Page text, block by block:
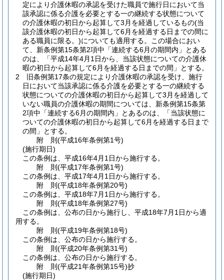
定により介護休暇の承認を受けた職員で施行日において当
該承認に係る介護を必要とする一の継続する状態について
の介護休暇の初日から起算して3月を経過しているもの(当
該介護休暇の初日から起算して6月を経過する日までの間に
ある職員に限る。)についても適用する。
この場合におい
て、新条例第15条第2項中「連続する6月の期間内」とある
のは、「平成14年4月1日から、当該状態についての介護休
暇の初日から起算して6月を経過する日までの間」とする。
2
旧条例第17条の規定により介護休暇の承認を受け、施行
日において当該承認に係る介護を必要とする一の継続する
状態についての介護休暇の初日から起算して3月を経過して
いない職員の介護休暇の期間については、新条例第15条第
2項中「連続する6月の期間内」とあるのは、「当該状態に
ついての介護休暇の初日から起算して6月を経過する日まで
の間」とする。
附 則(平成16年条例第1号)
(施行期日)
この条例は、平成16年4月1日から施行する。
附 則(平成17年条例第1号)
この条例は、平成17年4月1日から施行する。
附 則(平成18年条例第20号)
この条例は、平成18年7月1日から施行する。
附 則(平成18年条例第27号)
この条例は、公布の日から施行し、平成18年7月1日から適
用する。
附 則(平成19年条例第18号)
この条例は、公布の日から施行する。
附 則(平成20年条例第31号)
この条例は、公布の日から施行する。
附 則(平成21年条例第15号)抄
(施行期日)